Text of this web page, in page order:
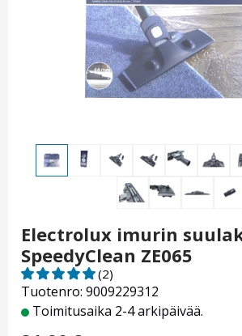
Electrolux imurin
SpeedyClean ZE065
Tuotenro: 9009229312
(2)
Toimitusaika 2-4 arkipäivää.